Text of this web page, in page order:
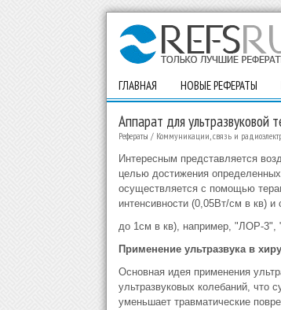
ГЛАВНАЯ НОВЫЕ РЕФЕРАТЫ
Аппарат для ультразвуковой
Рефераты / Коммуникации, связь и
Интересным представляется
целью достижения
осуществляется с помощью
интенсивности (0,05Вт/см в кв)
до 1см в кв), например, "ЛОР-3",
Применение ультразвука в
Основная идея применения
ультразвуковых колебаний, что
уменьшает травматические